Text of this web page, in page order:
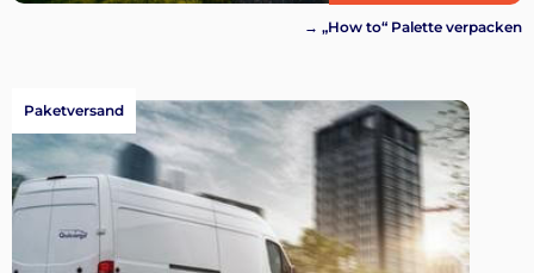
→ „How to“ Palette verpacken
Paketversand